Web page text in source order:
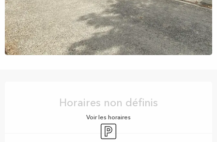
Horaires non définis
Voir les horaires
Parking